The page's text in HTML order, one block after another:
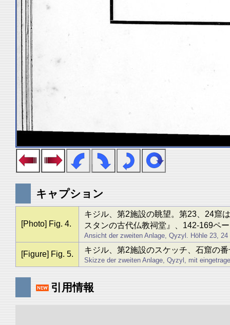
キャプション
[Photo] Fig. 4.
キジル、第2施設の眺望。第23、24窟
スタンの古代仏教祠堂』、142-169ペ
Ansicht der zweiten Anlage, Qyzyl. Höhle 23,
[Figure] Fig. 5. キジル、第2施設のスケッチ、石窟の
Skizze der zweiten Anlage, Qyzyl, mit
引用情報